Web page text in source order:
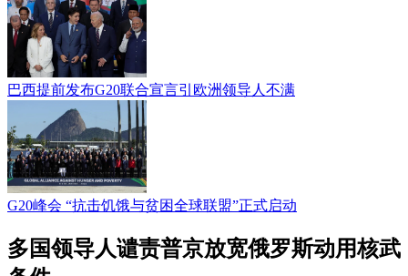
巴西提前发布G20联合宣言引欧洲领导人不满
G20峰会 “抗击饥饿与贫困全球联盟”正式启动
多国领导人谴责普京放宽俄罗斯动用核武